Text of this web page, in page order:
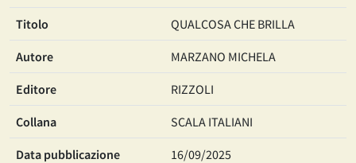
Titolo QUALCOSA CHE BRILLA
Autore MARZANO MICHELA
Editore RIZZOLI
Collana SCALA ITALIANI
Data pubblicazione 16/09/2025